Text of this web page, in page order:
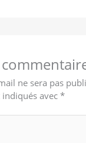
ne sera pas
indiqués avec*